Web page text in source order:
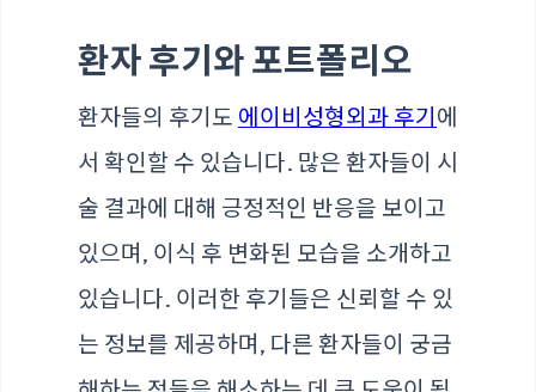
환자 후기와 포트폴리오
환자들의 후기도 에이비성형외과 후기 에
서 확인할 수 있습니다. 많은 환자들이 시
술 결과에 대해 긍정적인 반응을 보이고
있으며, 이식 후 변화된 모습을 소개하고
있습니다. 이러한 후기들은 신뢰할 수 있
는 정보를 제공하며, 다른 환자들이 궁금